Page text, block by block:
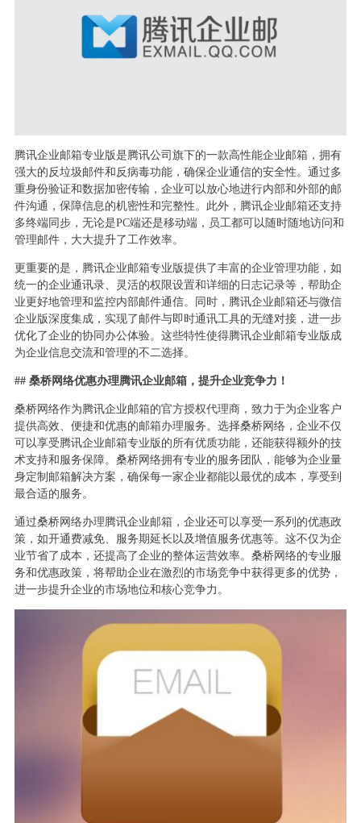
腾讯企业邮箱专业版是腾讯公司旗下的一款高性能企业邮箱，拥有
强大的反垃圾邮件和反病毒功能，确保企业通信的安全性。通过多
重身份验证和数据加密传输，企业可以放心地进行内部和外部的邮
件沟通，保障信息的机密性和完整性。此外，腾讯企业邮箱还支持
多终端同步，无论是PC端还是移动端，员工都可以随时随地访问和
管理邮件，大大提升了工作效率。
更重要的是，腾讯企业邮箱专业版提供了丰富的企业管理功能，如
统一的企业通讯录、灵活的权限设置和详细的日志记录等，帮助企
业更好地管理和监控内部邮件通信。同时，腾讯企业邮箱还与微信
企业版深度集成，实现了邮件与即时通讯工具的无缝对接，进一步
优化了企业的协同办公体验。这些特性使得腾讯企业邮箱专业版成
为企业信息交流和管理的不二选择。
## 桑桥网络优惠办理腾讯企业邮箱，提升企业竞争力！
桑桥网络作为腾讯企业邮箱的官方授权代理商，致力于为企业客户
提供高效、便捷和优惠的邮箱办理服务。选择桑桥网络，企业不仅
可以享受腾讯企业邮箱专业版的所有优质功能，还能获得额外的技
术支持和服务保障。桑桥网络拥有专业的服务团队，能够为企业量
身定制邮箱解决方案，确保每一家企业都能以最优的成本，享受到
最合适的服务。
通过桑桥网络办理腾讯企业邮箱，企业还可以享受一系列的优惠政
策，如开通费减免、服务期延长以及增值服务优惠等。这不仅为企
业节省了成本，还提高了企业的整体运营效率。桑桥网络的专业服
务和优惠政策，将帮助企业在激烈的市场竞争中获得更多的优势，
进一步提升企业的市场地位和核心竞争力。